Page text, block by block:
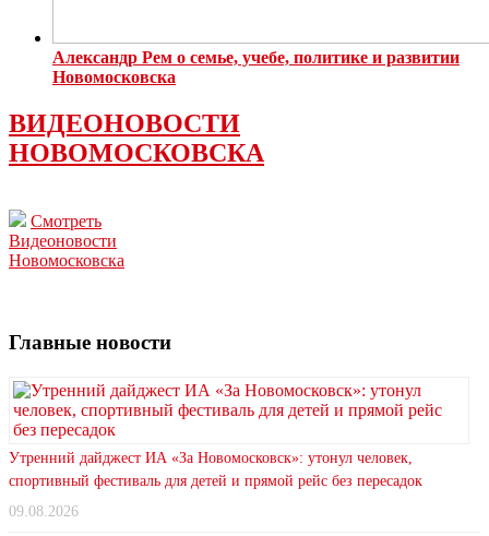
Александр Рем о семье, учебе, политике и развитии
Новомосковска
ВИДЕОНОВОСТИ
НОВОМОСКОВСКА
Смотреть
Видеоновости
Новомосковска
Главные новости
Утренний дайджест ИА «За Новомосковск»: утонул человек,
спортивный фестиваль для детей и прямой рейс без пересадок
09.08.2026